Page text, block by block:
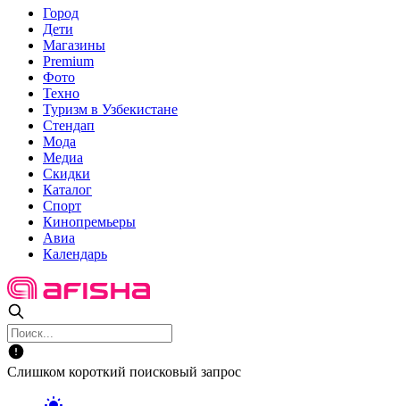
Город
Дети
Магазины
Premium
Фото
Техно
Туризм в Узбекистане
Стендап
Мода
Медиа
Скидки
Каталог
Спорт
Кинопремьеры
Авиа
Календарь
Слишком короткий поисковый запрос